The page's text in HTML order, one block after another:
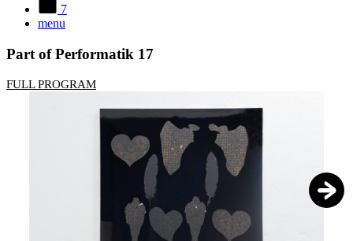
7
menu
Part of Performatik 17
FULL PROGRAM